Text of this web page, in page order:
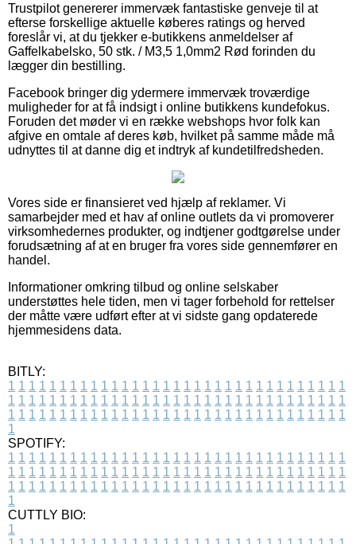
Trustpilot genererer immervæk fantastiske genveje til at
efterse forskellige aktuelle køberes ratings og herved
foreslår vi, at du tjekker e-butikkens anmeldelser af
Gaffelkabelsko, 50 stk. / M3,5 1,0mm2 Rød forinden du
lægger din bestilling.
Facebook bringer dig ydermere immervæk troværdige
muligheder for at få indsigt i online butikkens kundefokus.
Foruden det møder vi en række webshops hvor folk kan
afgive en omtale af deres køb, hvilket på samme måde må
udnyttes til at danne dig et indtryk af kundetilfredsheden.
Vores side er finansieret ved hjælp af reklamer. Vi
samarbejder med et hav af online outlets da vi promoverer
virksomhedernes produkter, og indtjener godtgørelse under
forudsætning af at en bruger fra vores side gennemfører en
handel.
Informationer omkring tilbud og online selskaber
understøttes hele tiden, men vi tager forbehold for rettelser
der måtte være udført efter at vi sidste gang opdaterede
hjemmesidens data.
BITLY:
1 1 1 1 1 1 1 1 1 1 1 1 1 1 1 1 1 1 1 1 1 1 1 1 1 1 1 1 1 1 1 1 1
1 1 1 1 1 1 1 1 1 1 1 1 1 1 1 1 1 1 1 1 1 1 1 1 1 1 1 1 1 1 1 1 1
1 1 1 1 1 1 1 1 1 1 1 1 1 1 1 1 1 1 1 1 1 1 1 1 1 1 1 1 1 1 1 1 1
1
SPOTIFY:
1 1 1 1 1 1 1 1 1 1 1 1 1 1 1 1 1 1 1 1 1 1 1 1 1 1 1 1 1 1 1 1 1
1 1 1 1 1 1 1 1 1 1 1 1 1 1 1 1 1 1 1 1 1 1 1 1 1 1 1 1 1 1 1 1 1
1 1 1 1 1 1 1 1 1 1 1 1 1 1 1 1 1 1 1 1 1 1 1 1 1 1 1 1 1 1 1 1 1
1
CUTTLY BIO:
1